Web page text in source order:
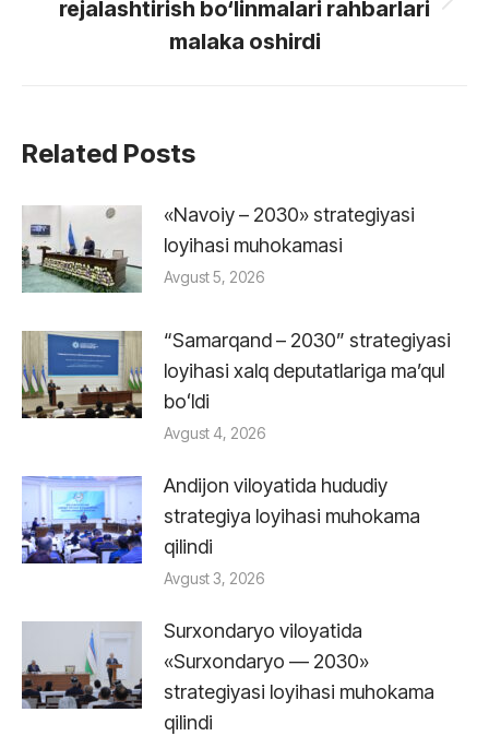
Next
post:
rejalashtirish bo‘linmalari rahbarlari
malaka oshirdi
Related Posts
«Navoiy – 2030» strategiyasi
loyihasi muhokamasi
Avgust 5, 2026
“Samarqand – 2030” strategiyasi
loyihasi xalq deputatlariga maʼqul
boʻldi
Avgust 4, 2026
Andijon viloyatida hududiy
strategiya loyihasi muhokama
qilindi
Avgust 3, 2026
Surxondaryo viloyatida
«Surxondaryo — 2030»
strategiyasi loyihasi muhokama
qilindi